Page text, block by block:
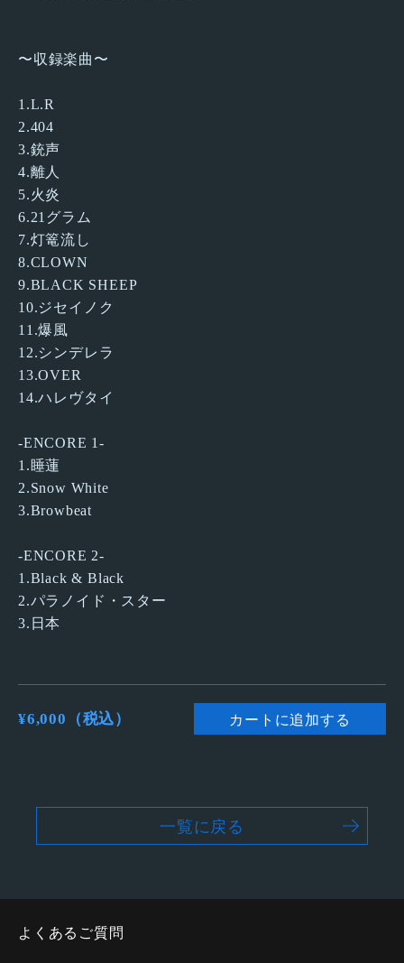
〜収録楽曲〜
1.L.R
2.404
3.銃声
4.離人
5.火炎
6.21グラム
7.灯篭流し
8.CLOWN
9.BLACK SHEEP
10.ジセイノク
11.爆風
12.シンデレラ
13.OVER
14.ハレヴタイ
-ENCORE 1-
1.睡蓮
2.Snow White
3.Browbeat
-ENCORE 2-
1.Black & Black
2.パラノイド・スター
3.日本
¥6,000（税込） カートに追加する
一覧に戻る
よくあるご質問